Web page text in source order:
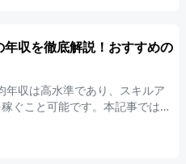
収を徹底解説！おすすめの
年収は高水準であり、スキルア
ぐこと可能です。本記事では、
上げる方法や将来性などにつ